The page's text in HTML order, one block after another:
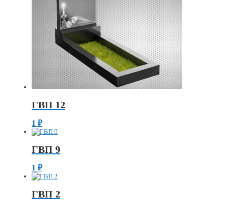
ГВП 12
1 ₽
ГВП 9
1 ₽
ГВП 2